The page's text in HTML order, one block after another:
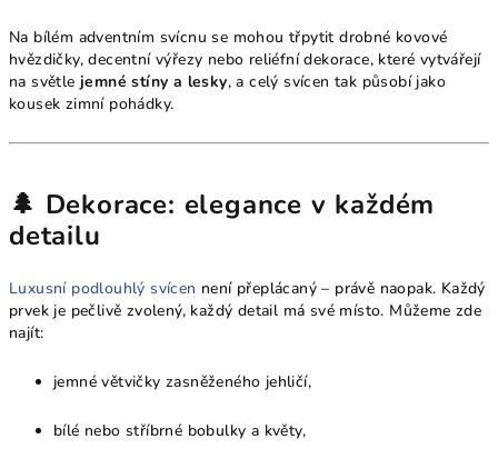
Na bílém adventním svícnu se mohou třpytit drobné kovové
hvězdičky, decentní výřezy nebo reliéfní dekorace, které vytvářejí
na světlejemné stíny a lesky, a celý svícen tak působí jako
kousek zimní pohádky.
🌲 Dekorace: elegance v každém
detailu
Luxusní podlouhlý svícen není přeplácaný – právě naopak. Každý
prvek je pečlivě zvolený, každý detail má své místo. Můžeme zde
najít:
jemné větvičky zasněženého jehličí,
bílé nebo stříbrné bobulky a květy,